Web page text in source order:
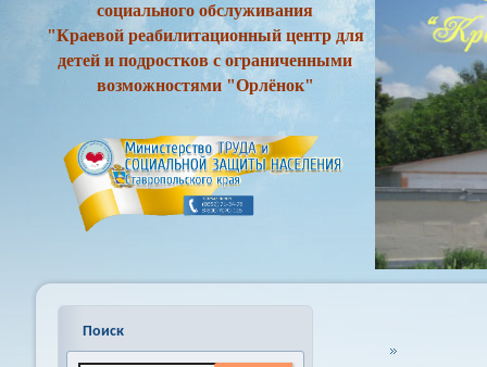
социального обслуживания
"Краевой реабилитационный центр для
детей и подростков с ограниченными
возможностями "Орлёнок"
Поиск